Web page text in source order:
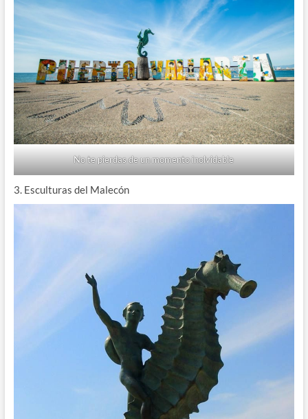
No te pierdas de un momento inolvidable
3. Esculturas del Malecón